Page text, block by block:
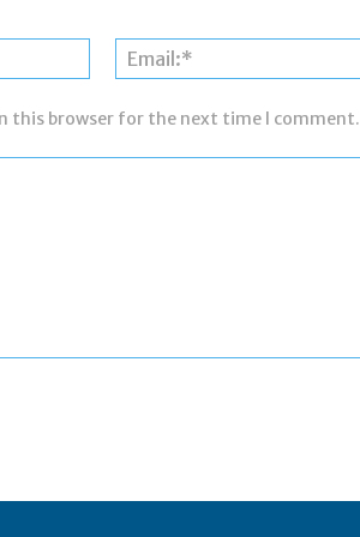
Name:*
this browser for the next time I comment.